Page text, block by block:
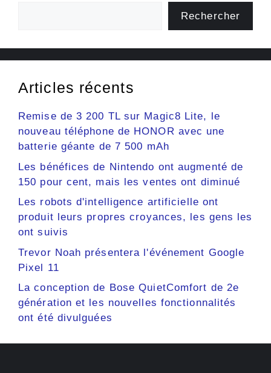
Rechercher
Articles récents
Remise de 3 200 TL sur Magic8 Lite, le
nouveau téléphone de HONOR avec une
batterie géante de 7 500 mAh
Les bénéfices de Nintendo ont augmenté de
150 pour cent, mais les ventes ont diminué
Les robots d'intelligence artificielle ont
produit leurs propres croyances, les gens les
ont suivis
Trevor Noah présentera l'événement Google
Pixel 11
La conception de Bose QuietComfort de 2e
génération et les nouvelles fonctionnalités
ont été divulguées